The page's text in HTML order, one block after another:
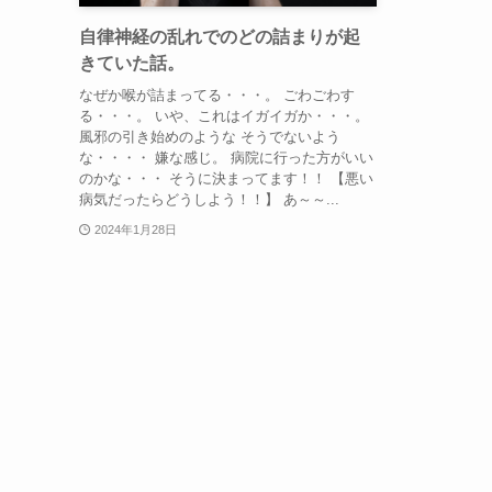
自律神経の乱れでのどの詰まりが起
きていた話。
なぜか喉が詰まってる・・・。 ごわごわす
る・・・。 いや、これはイガイガか・・・。
風邪の引き始めのような そうでないよう
な・・・・ 嫌な感じ。 病院に行った方がいい
のかな・・・ そうに決まってます！！ 【悪い
病気だったらどうしよう！！】 あ～～...
2024年1月28日